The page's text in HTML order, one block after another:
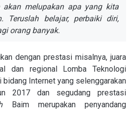
akan melupakan apa yang kita
Teruslah belajar, perbaiki diri,
orang banyak.
dengan prestasi misalnya, juara
dan regional Lomba Teknologi
Internet yang selenggarakan
2017 dan segudang prestasi
Baim merupakan penyandang